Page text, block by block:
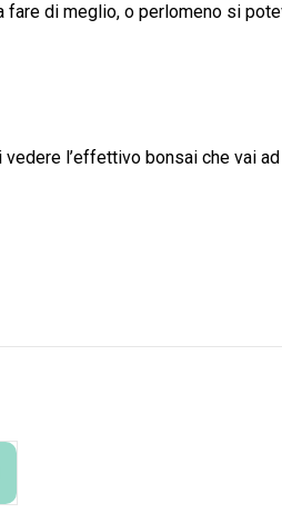
di meglio, o perlomeno si
l’effettivo bonsai che vai